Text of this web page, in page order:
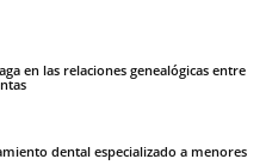
en las relaciones genealógicas entre
dental especializado a menores